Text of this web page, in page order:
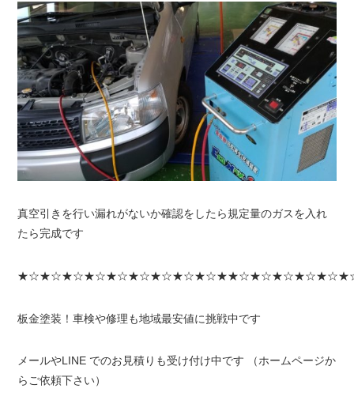
真空引きを行い漏れがないか確認をしたら規定量のガスを入れ
たら完成です
板金塗装！車検や修理も地域最安値に挑戦中です
メールやLINE でのお見積りも受け付け中です （ホームページか
らご依頼下さい）